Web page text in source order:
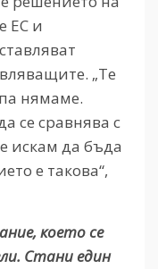
ЕС и
„Те
нямаме.
се сравнява с
искам да бъда
е такова“,
което се
Стани един